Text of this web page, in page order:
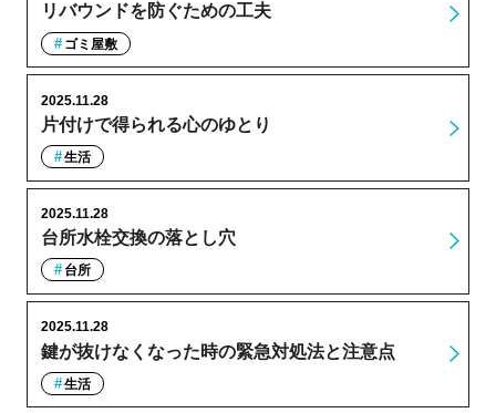
リバウンドを防ぐための工夫
ゴミ屋敷
片付けで得られる心のゆとり
2025.11.28
生活
台所水栓交換の落とし穴
2025.11.28
台所
鍵が抜けなくなった時の緊急対処法と注意点
2025.11.28
生活